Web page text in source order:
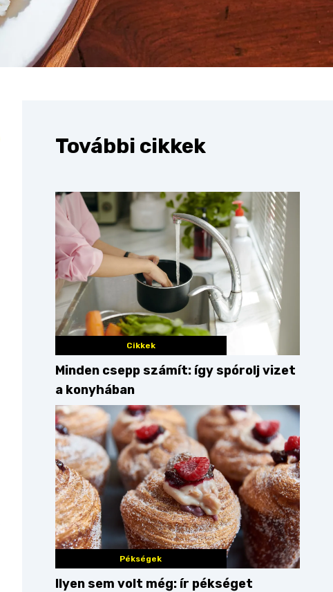
További cikkek
Cikkek
Minden csepp számít: így spórolj vizet
a konyhában
Pékségek
Ilyen sem volt még: ír pékséget